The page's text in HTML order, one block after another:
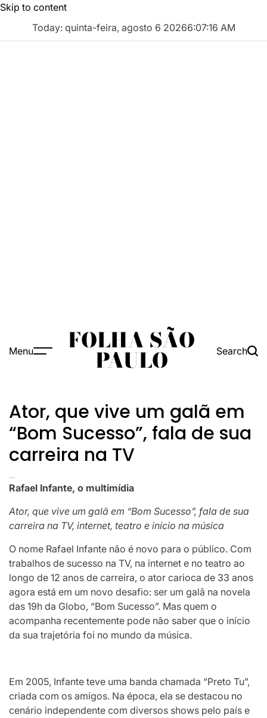
Skip to content
Today: quinta-feira, agosto 6 20266:07:17 AM
Menu FOLHA SÃO
PAULO Search
Ator, que vive um galã em
“Bom Sucesso”, fala de sua
carreira na TV
Rafael Infante, o multimídia
Ator, que vive um galã em “Bom Sucesso”, fala de sua
carreira na TV, internet, teatro e início na música
O nome Rafael Infante não é novo para o público. Com
trabalhos de sucesso na TV, na internet e no teatro ao
longo de 12 anos de carreira, o ator carioca de 33 anos
agora está em um novo desafio: ser um galã na novela
das 19h da Globo, “Bom Sucesso”. Mas quem o
acompanha recentemente pode não saber que o início
da sua trajetória foi no mundo da música.
Em 2005, Infante teve uma banda chamada “Preto Tu”,
criada com os amigos. Na época, ela se destacou no
cenário independente com diversos shows pelo país e